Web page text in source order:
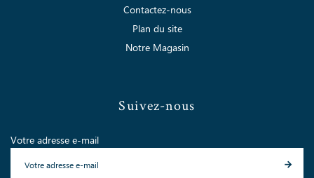
Contactez-nous
Plan du site
Notre Magasin
Suivez-nous
Votre adresse e-mail